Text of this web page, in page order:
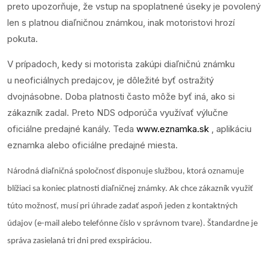
preto upozorňuje, že vstup na spoplatnené úseky je povolený
len s platnou diaľničnou známkou, inak motoristovi hrozí
pokuta.
V prípadoch, kedy si motorista zakúpi diaľničnú známku
u neoficiálnych predajcov, je dôležité byť ostražitý
dvojnásobne. Doba platnosti často môže byť iná, ako si
zákazník zadal. Preto NDS odporúča využívať výlučne
oficiálne predajné kanály. Teda www.eznamka.sk , aplikáciu
eznamka alebo oficiálne predajné miesta.
Národná diaľničná spoločnosť disponuje službou, ktorá oznamuje
blížiaci sa koniec platnosti diaľničnej známky. Ak chce zákazník využiť
túto možnosť, musí pri úhrade zadať aspoň jeden z kontaktných
údajov (e-mail alebo telefónne číslo v správnom tvare). Štandardne je
správa zasielaná tri dni pred exspiráciou.